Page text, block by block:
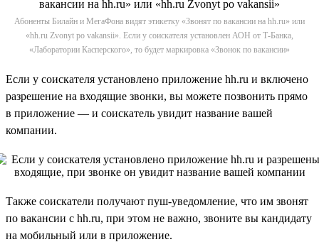
Абоненты Билайн и МегаФона видят этикетку «Звонят по вакансии на hh.ru» или
«hh.ru Zvonyt po vakansii». Если у соискателя установлен АОН от Т-Банка,
«Лаборатории Касперского», то будет маркировка «Звонок по вакансии»
Если у соискателя установлено приложение hh.ru и включено
разрешение на входящие звонки, вы можете позвонить прямо
в приложение — и соискатель увидит название вашей
компании.
Также соискатели получают пуш-уведомление, что им звонят
по вакансии с hh.ru, при этом не важно, звоните вы кандидату
на мобильный или в приложение.